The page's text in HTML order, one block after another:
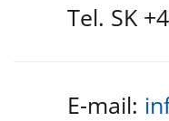
Tel. SK
E-mail: